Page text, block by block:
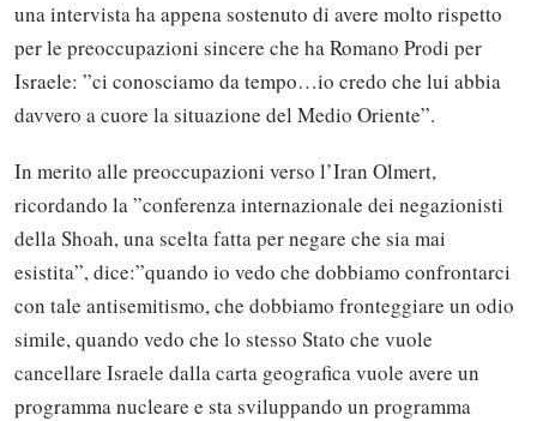
una intervista ha appena sostenuto di avere molto rispetto
per le preoccupazioni sincere che ha Romano Prodi per
Israele: ”ci conosciamo da tempo…io credo che lui abbia
davvero a cuore la situazione del Medio Oriente”.
In merito alle preoccupazioni verso l’Iran Olmert,
ricordando la ”conferenza internazionale dei negazionisti
della Shoah, una scelta fatta per negare che sia mai
esistita”, dice:”quando io vedo che dobbiamo confrontarci
con tale antisemitismo, che dobbiamo fronteggiare un odio
simile, quando vedo che lo stesso Stato che vuole
cancellare Israele dalla carta geografica vuole avere un
programma nucleare e sta sviluppando un programma